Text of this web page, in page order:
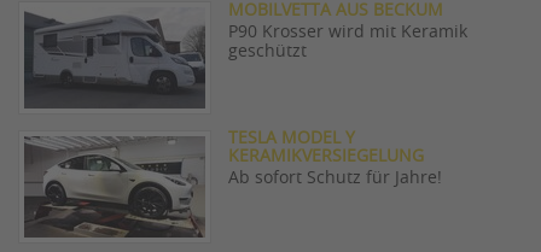
MOBILVETTA AUS BECKUM
P90 Krosser wird mit Keramik
geschützt
TESLA MODEL Y
KERAMIKVERSIEGELUNG
Ab sofort Schutz für Jahre!